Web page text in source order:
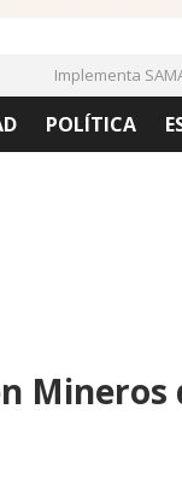
Implementa
POLÍTICA
Mineros